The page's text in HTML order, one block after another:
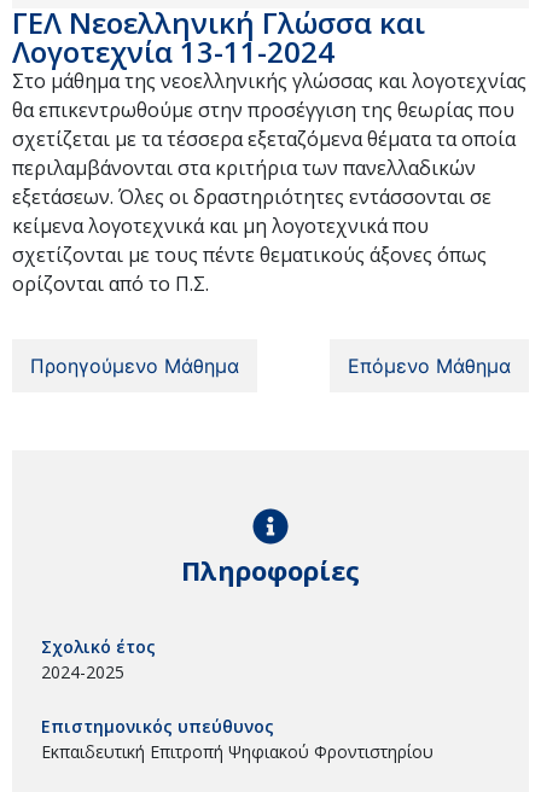
ΓΕΛ Νεοελληνική Γλώσσα και
Λογοτεχνία 13-11-2024
Στο μάθημα της νεοελληνικής γλώσσας και λογοτεχνίας
θα επικεντρωθούμε στην προσέγγιση της θεωρίας που
σχετίζεται με τα τέσσερα εξεταζόμενα θέματα τα οποία
περιλαμβάνονται στα κριτήρια των πανελλαδικών
εξετάσεων. Όλες οι δραστηριότητες εντάσσονται σε
κείμενα λογοτεχνικά και μη λογοτεχνικά που
σχετίζονται με τους πέντε θεματικούς άξονες όπως
ορίζονται από το Π.Σ.
Προηγούμενο Μάθημα Επόμενο Μάθημα
Πληροφορίες
Σχολικό έτος
2024-2025
Επιστημονικός υπεύθυνος
Εκπαιδευτική Επιτροπή Ψηφιακού Φροντιστηρίου